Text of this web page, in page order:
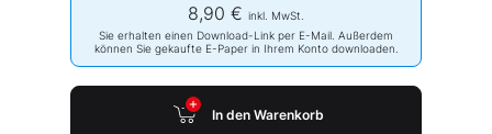
8,90 € inkl. MwSt.
Sie erhalten einen Download-Link per E-Mail. Außerdem
können Sie gekaufte E-Paper in Ihrem Konto downloaden.
In den Warenkorb